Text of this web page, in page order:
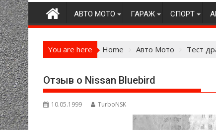
АВТО МОТО ГАРАЖ СПОРТ
You are here Home Авто Мото Тест
Отзыв о Nissan Bluebird
10.05.1999 TurboNSK